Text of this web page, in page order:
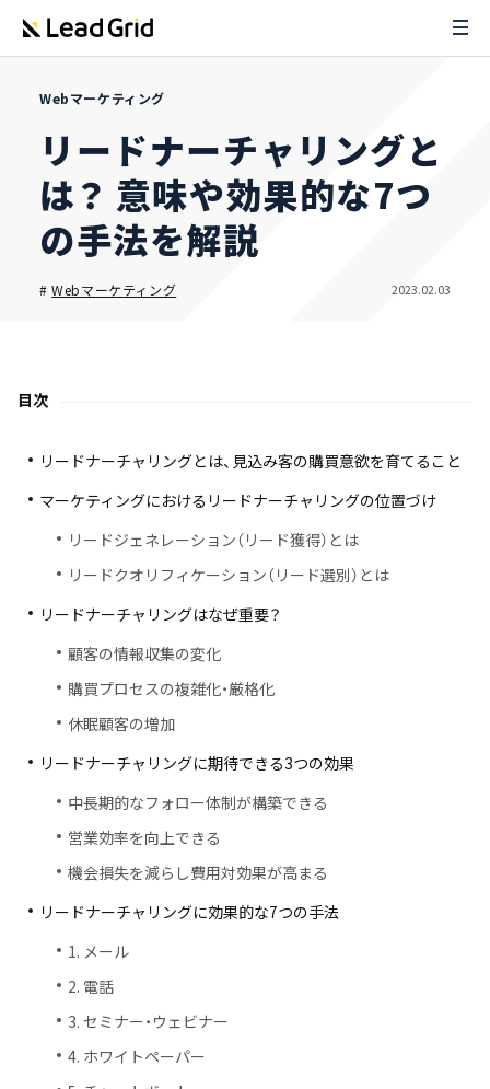
Webマーケティング
リードナーチャリングと
は？ 意味や効果的な7つ
の手法を解説
#Webマーケティング 2023.02.03
目次
リードナーチャリングとは、見込み客の購買意欲を育てること
マーケティングにおけるリードナーチャリングの位置づけ
リードジェネレーション（リード獲得）とは
リードクオリフィケーション（リード選別）とは
リードナーチャリングはなぜ重要？
顧客の情報収集の変化
購買プロセスの複雑化・厳格化
休眠顧客の増加
リードナーチャリングに期待できる3つの効果
中長期的なフォロー体制が構築できる
営業効率を向上できる
機会損失を減らし費用対効果が高まる
リードナーチャリングに効果的な7つの手法
1. メール
2. 電話
3. セミナー・ウェビナー
4. ホワイトペーパー